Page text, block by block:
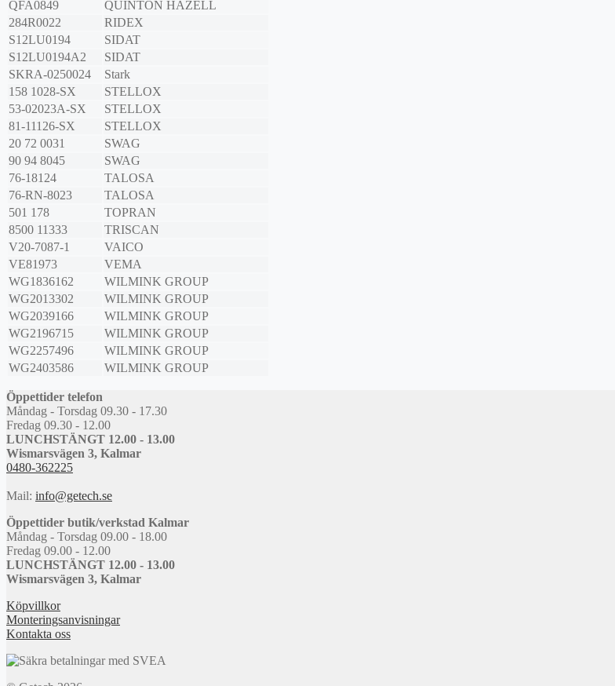
QFA0849
QUINTON HAZELL
284R0022
RIDEX
S12LU0194
SIDAT
S12LU0194A2
SIDAT
SKRA-0250024
Stark
158 1028-SX
STELLOX
53-02023A-SX
STELLOX
81-11126-SX
STELLOX
20 72 0031
SWAG
90 94 8045
SWAG
76-18124
TALOSA
76-RN-8023
TALOSA
501 178
TOPRAN
8500 11333
TRISCAN
V20-7087-1
VAICO
VE81973
VEMA
WG1836162
WILMINK GROUP
WG2013302
WILMINK GROUP
WG2039166
WILMINK GROUP
WG2196715
WILMINK GROUP
WG2257496
WILMINK GROUP
WG2403586
WILMINK GROUP
Öppettider telefon
Måndag - Torsdag 09.30 - 17.30
Fredag 09.30 - 12.00
LUNCHSTÄNGT 12.00 - 13.00
Wismarsvägen 3, Kalmar
0480-362225
Mail: info@getech.se
Öppettider butik/verkstad Kalmar
Måndag - Torsdag 09.00 - 18.00
Fredag 09.00 - 12.00
LUNCHSTÄNGT 12.00 - 13.00
Wismarsvägen 3, Kalmar
Köpvillkor
Monteringsanvisningar
Kontakta oss